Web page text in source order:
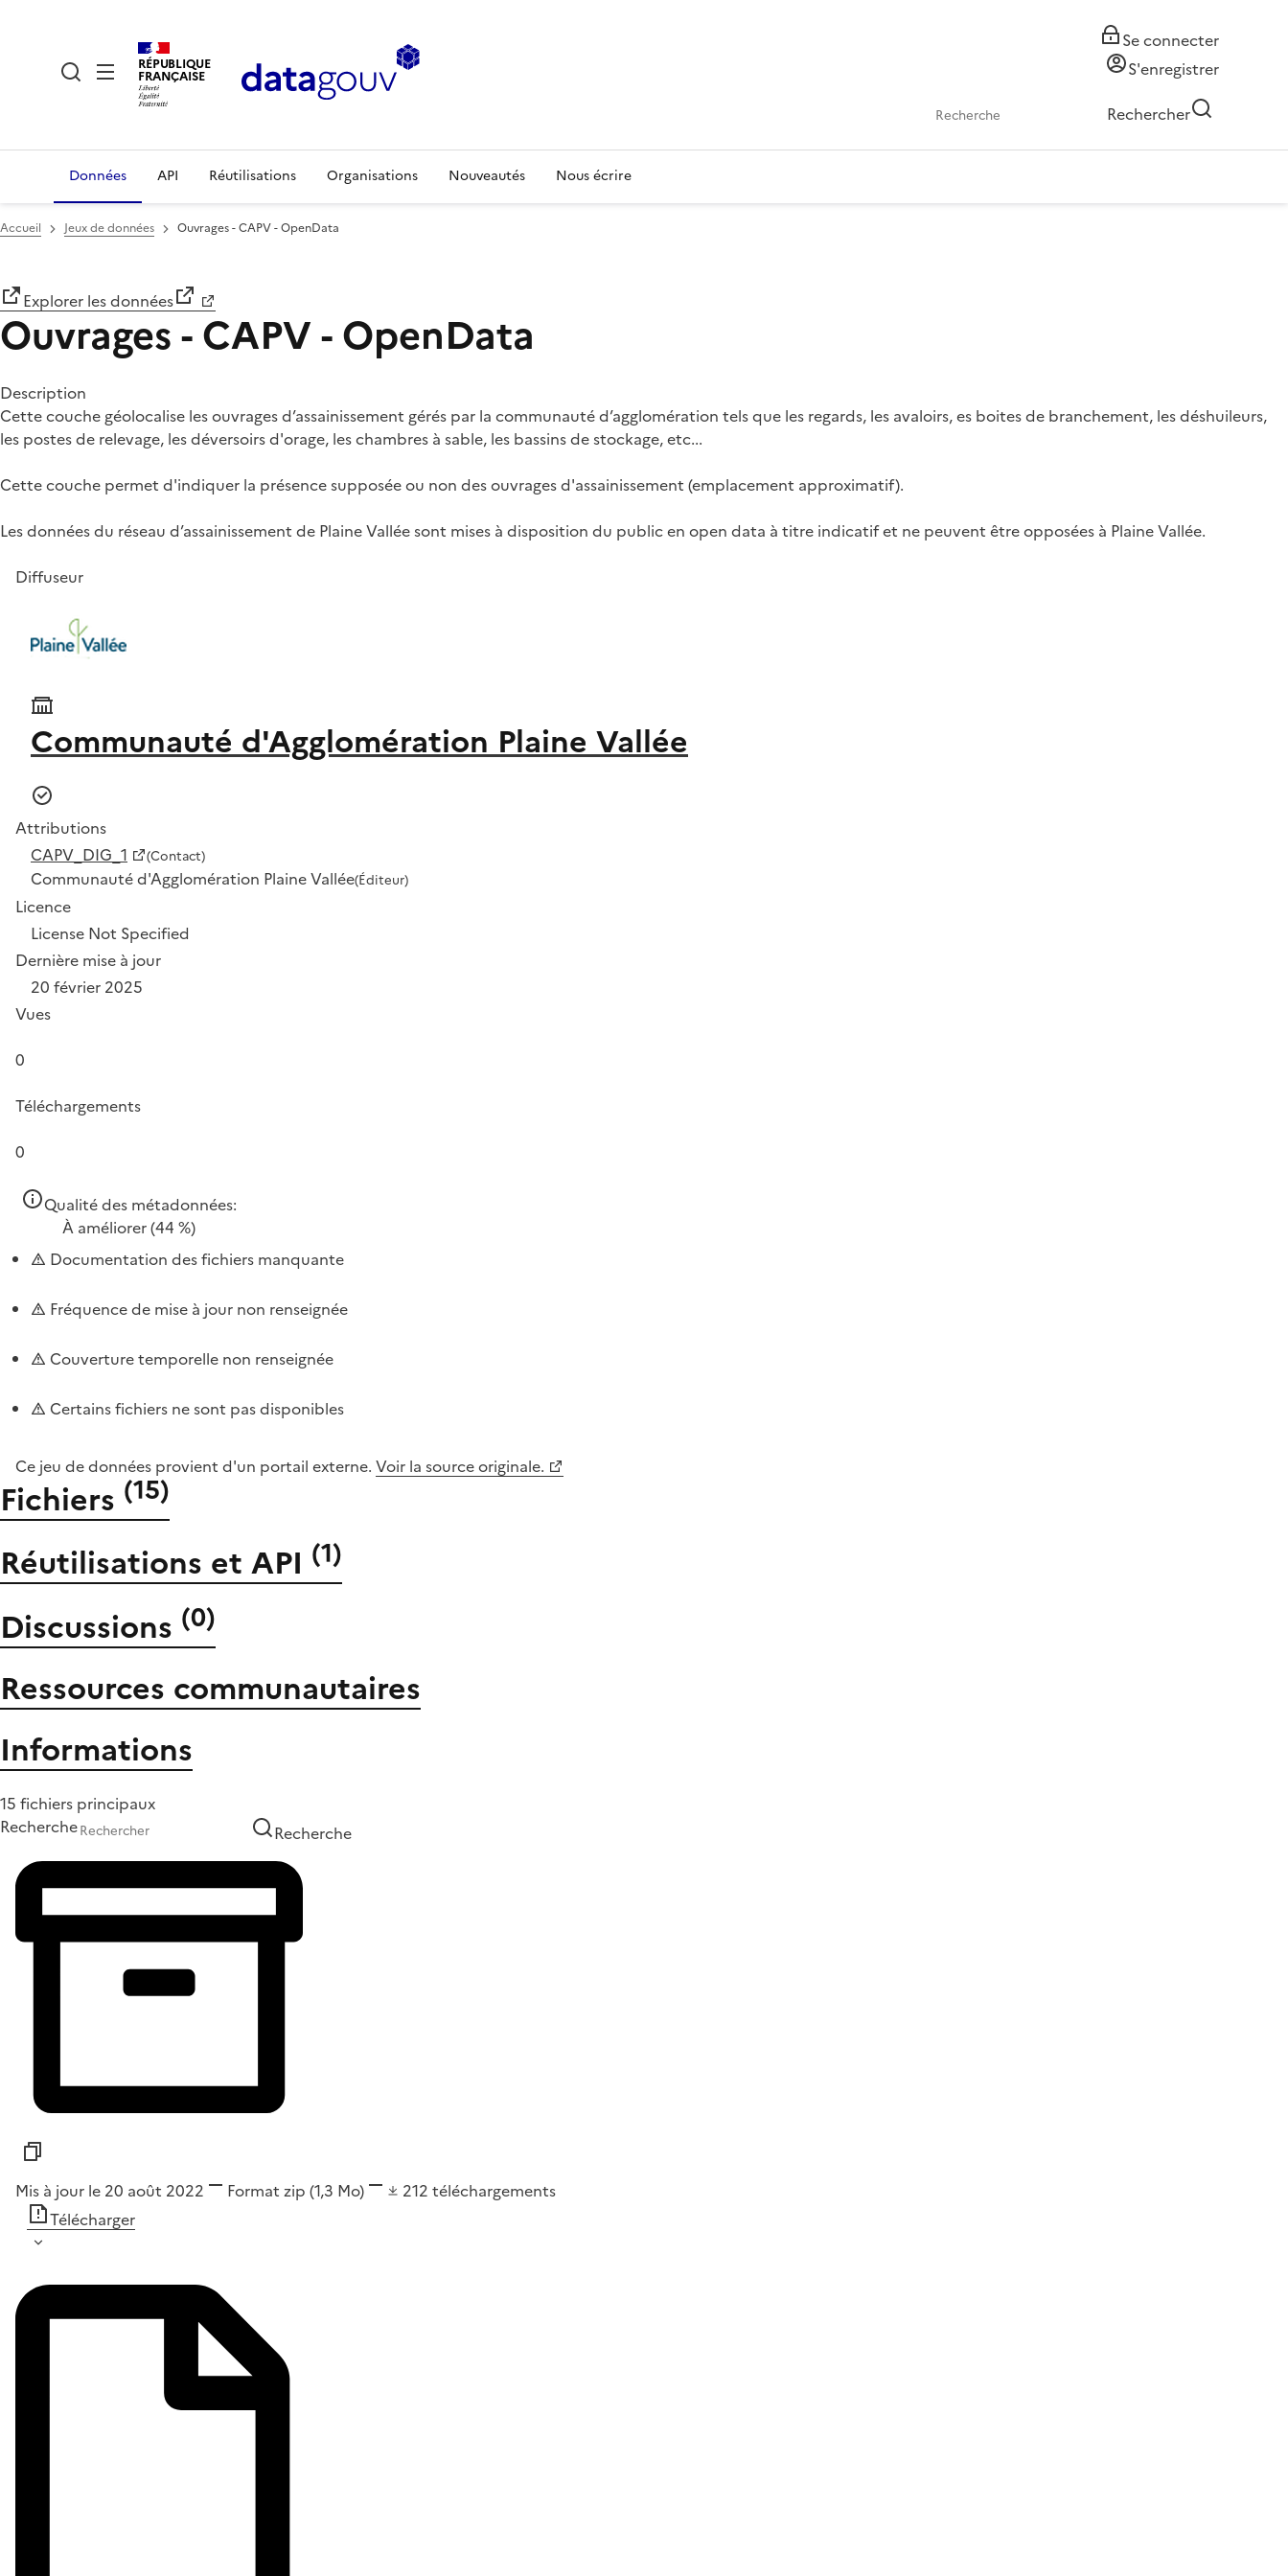
RÉPUBLIQUE
FRANÇAISE
Se connecter
S'enregistrer
Rechercher
Données API Réutilisations Organisations Nouveautés Nous écrire
Accueil Jeux de données Ouvrages - CAPV - OpenData
Explorer les données
Ouvrages - CAPV - OpenData
Description
Cette couche géolocalise les ouvrages d’assainissement gérés par la communauté d’agglomération tels que les regards, les avaloirs, es boites de branchement, les déshuileurs,
les postes de relevage, les déversoirs d'orage, les chambres à sable, les bassins de stockage, etc...
Cette couche permet d'indiquer la présence supposée ou non des ouvrages d'assainissement (emplacement approximatif).
Les données du réseau d’assainissement de Plaine Vallée sont mises à disposition du public en open data à titre indicatif et ne peuvent être opposées à Plaine Vallée.
Diffuseur
Communauté d'Agglomération Plaine Vallée
Attributions
CAPV_DIG_1
(Contact)
Communauté d'Agglomération Plaine Vallée(Éditeur)
Licence
License Not Specified
Dernière mise à jour
20 février 2025
Vues
0
Téléchargements
0
Qualité des métadonnées:
À améliorer(44 %)
Documentation des fichiers manquante
Fréquence de mise à jour non renseignée
Couverture temporelle non renseignée
Certains fichiers ne sont pas disponibles
Ce jeu de données provient d'un portail externe. Voir la source originale.
Fichiers (15)
Réutilisations et API (1)
Discussions (0)
Ressources communautaires
Informations
15 fichiers principaux
Recherche
Recherche
Mis à jour le 20 août 2022 Format zip (1,3 Mo) 212 téléchargements
Télécharger